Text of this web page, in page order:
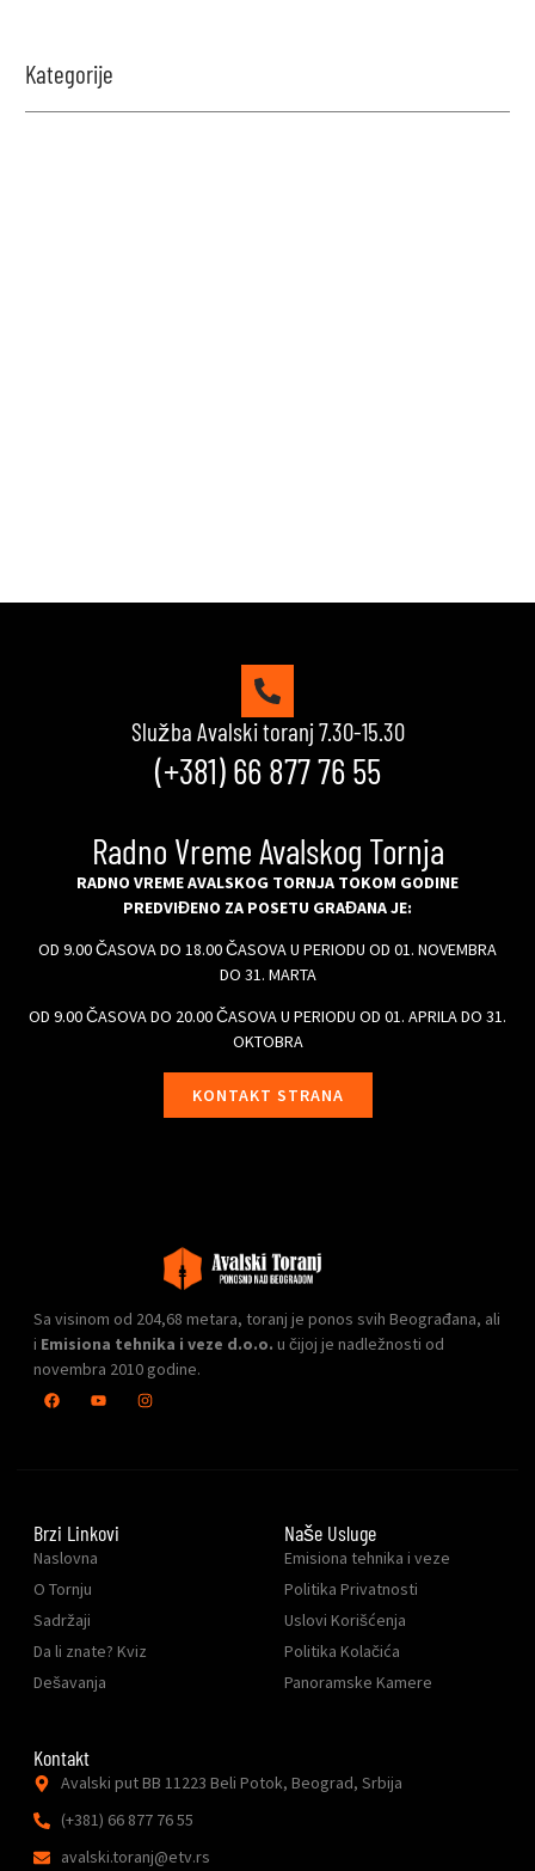
Kategorije
Služba Avalski toranj 7.30-15.30
(+381) 66 877 76 55
Radno Vreme Avalskog Tornja
RADNO VREME AVALSKOG TORNJA TOKOM GODINE
PREDVIĐENO ZA POSETU GRAĐANA JE:
OD 9.00 ČASOVA DO 18.00 ČASOVA U PERIODU OD 01. NOVEMBRA
DO 31. MARTA
OD 9.00 ČASOVA DO 20.00 ČASOVA U PERIODU OD 01. APRILA DO 31.
OKTOBRA
KONTAKT STRANA
Sa visinom od 204,68 metara, toranj je ponos svih Beograđana, ali
i Emisiona tehnika i veze d.o.o. u čijoj je nadležnosti od
novembra 2010 godine.
Brzi Linkovi
Naslovna
O Tornju
Sadržaji
Da li znate? Kviz
Dešavanja
Naše Usluge
Emisiona tehnika i veze
Politika Privatnosti
Uslovi Korišćenja
Politika Kolačića
Panoramske Kamere
Kontakt
Avalski put BB 11223 Beli Potok, Beograd, Srbija
(+381) 66 877 76 55
avalski.toranj@etv.rs